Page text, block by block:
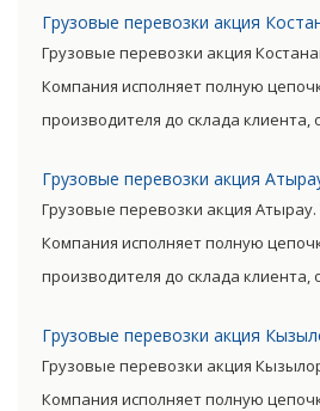
уменьшить транспортные затраты,
уровень итоговой цены товара.
Грузовые перевозки акция
Грузовые перевозки акция
Компания исполняет полную
производителя до склада клиента,
уменьшить транспортные затраты,
уровень итоговой цены товара.
Грузовые перевозки акция
Грузовые перевозки акция Атырау.
Компания исполняет полную
производителя до склада клиента,
уменьшить транспортные затраты,
уровень итоговой цены товара.
Грузовые перевозки акция
Грузовые перевозки акция
Компания исполняет полную